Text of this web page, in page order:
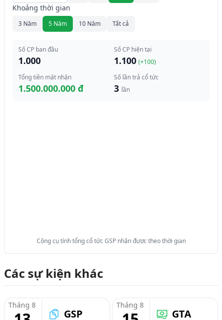
Khoảng thời gian
3 Năm 5 Năm 10 Năm Tất cả
Số CP ban đầu
1.000
Số CP hiện tại
1.100 (+100)
Tổng tiền mặt nhận
1.500.000.000 đ
Số lần trả cổ tức
3 lần
Công cụ tính tổng cổ tức GSP nhận được theo thời gian
Các sự kiện khác
Tháng 8
GSP
Tháng 8
GTA